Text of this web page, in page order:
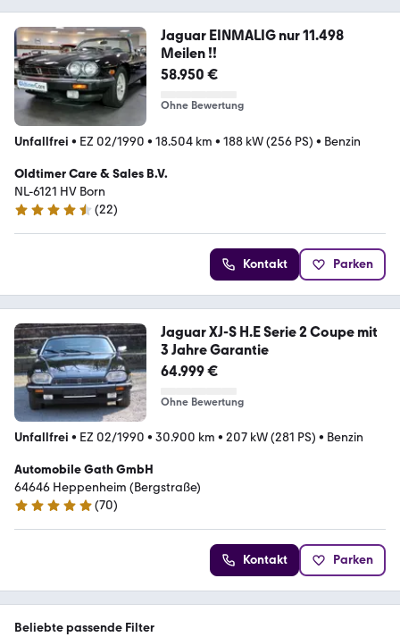
Jaguar EINMALIG nur 11.498
Meilen !!
58.950 €
Ohne Bewertung
Unfallfrei • EZ 02/1990 • 18.504 km • 188 kW (256 PS) • Benzin
Oldtimer Care & Sales B.V.
NL-6121 HV Born
4.7 Sterne
(22)
Kontakt Parken
Jaguar XJ-S H.E Serie 2 Coupe mit
3 Jahre Garantie
64.999 €
Ohne Bewertung
Unfallfrei • EZ 02/1990 • 30.900 km • 207 kW (281 PS) • Benzin
Automobile Gath GmbH
64646 Heppenheim (Bergstraße)
5 Sterne
(70)
Kontakt Parken
Beliebte passende Filter